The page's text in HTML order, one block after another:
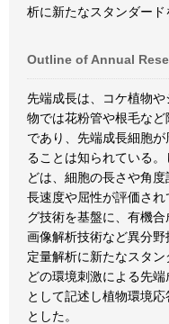
析に新たなスタンダード
Outline of Annual
先端成長は、コケ植物
物では花粉管や根毛な
であり、先端成長細胞
ることは知られている
どは、細胞の長さや角
長速度や屈性が評価さ
グ技術を基盤に、有機合
画像解析技術など異分
定量解析に新たなスタ
どの環境刺激による先
として記述し植物環境
とした。